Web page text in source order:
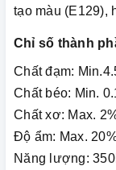
tạo màu (E129),
Chỉ số thành
Chất đạm:
Chất béo: Min.
Chất xơ: Max.
Độ ẩm: Max.
Năng lượng: